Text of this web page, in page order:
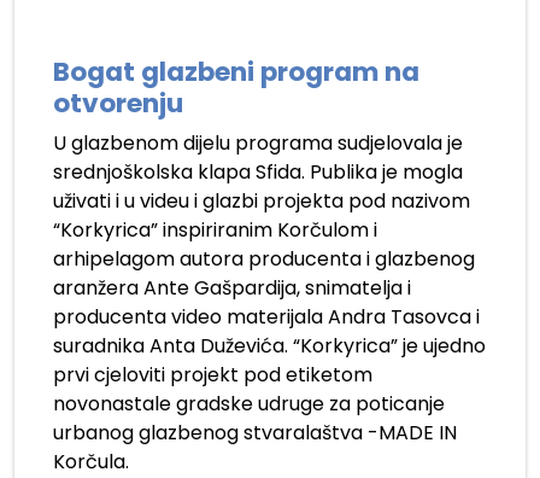
Bogat glazbeni program na
otvorenju
U glazbenom dijelu programa sudjelovala je
srednjoškolska klapa Sfida. Publika je mogla
uživati i u videu i glazbi projekta pod nazivom
“Korkyrica” inspiriranim Korčulom i
arhipelagom autora producenta i glazbenog
aranžera Ante Gašpardija, snimatelja i
producenta video materijala Andra Tasovca i
suradnika Anta Duževića. “Korkyrica” je ujedno
prvi cjeloviti projekt pod etiketom
novonastale gradske udruge za poticanje
urbanog glazbenog stvaralaštva -MADE IN
Korčula.